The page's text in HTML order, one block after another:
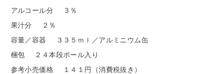
アルコール分
３％
果汁分
２％
容量／容器
３３５ｍｌ／アルミニウム缶
梱包
２４本段ボール入り
参考小売価格
１４１円（消費税抜き）